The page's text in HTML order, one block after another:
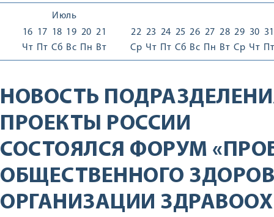
Июль
16
Чт
17
Пт
18
Сб
19
Вс
20
Пн
21
Вт
22
Ср
23
Чт
24
Пт
25
Сб
26
Вс
27
Пн
28
Вт
29
Ср
30
Чт
31
Пт
НОВОСТЬ
ПРОЕКТЫ РОССИИ
СОСТОЯЛСЯ ФОРУМ
ОБЩЕСТВЕННОГО
ОРГАНИЗАЦИИ